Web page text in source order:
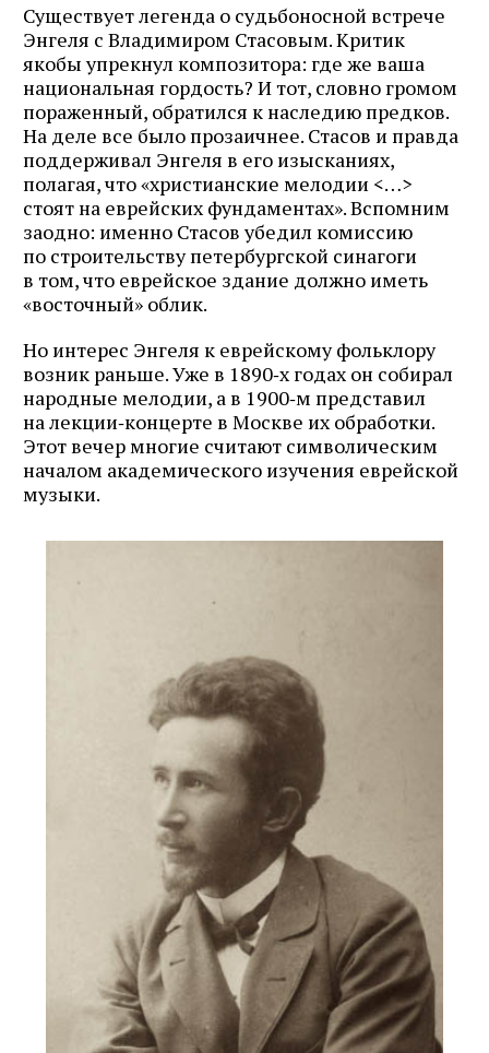
Существует легенда о судьбоносной встрече
Энгеля с Владимиром Стасовым. Критик
якобы упрекнул композитора: где же ваша
национальная гордость? И тот, словно громом
пораженный, обратился к наследию предков.
На деле все было прозаичнее. Стасов и правда
поддерживал Энгеля в его изысканиях,
полагая, что «христианские мелодии <…>
стоят на еврейских фундаментах». Вспомним
заодно: именно Стасов убедил комиссию
по строительству петербургской синагоги
в том, что еврейское здание должно иметь
«восточный» облик.
Но интерес Энгеля к еврейскому фольклору
возник раньше. Уже в 1890‑х годах он собирал
народные мелодии, а в 1900‑м представил
на лекции‑концерте в Москве их обработки.
Этот вечер многие считают символическим
началом академического изучения еврейской
музыки.